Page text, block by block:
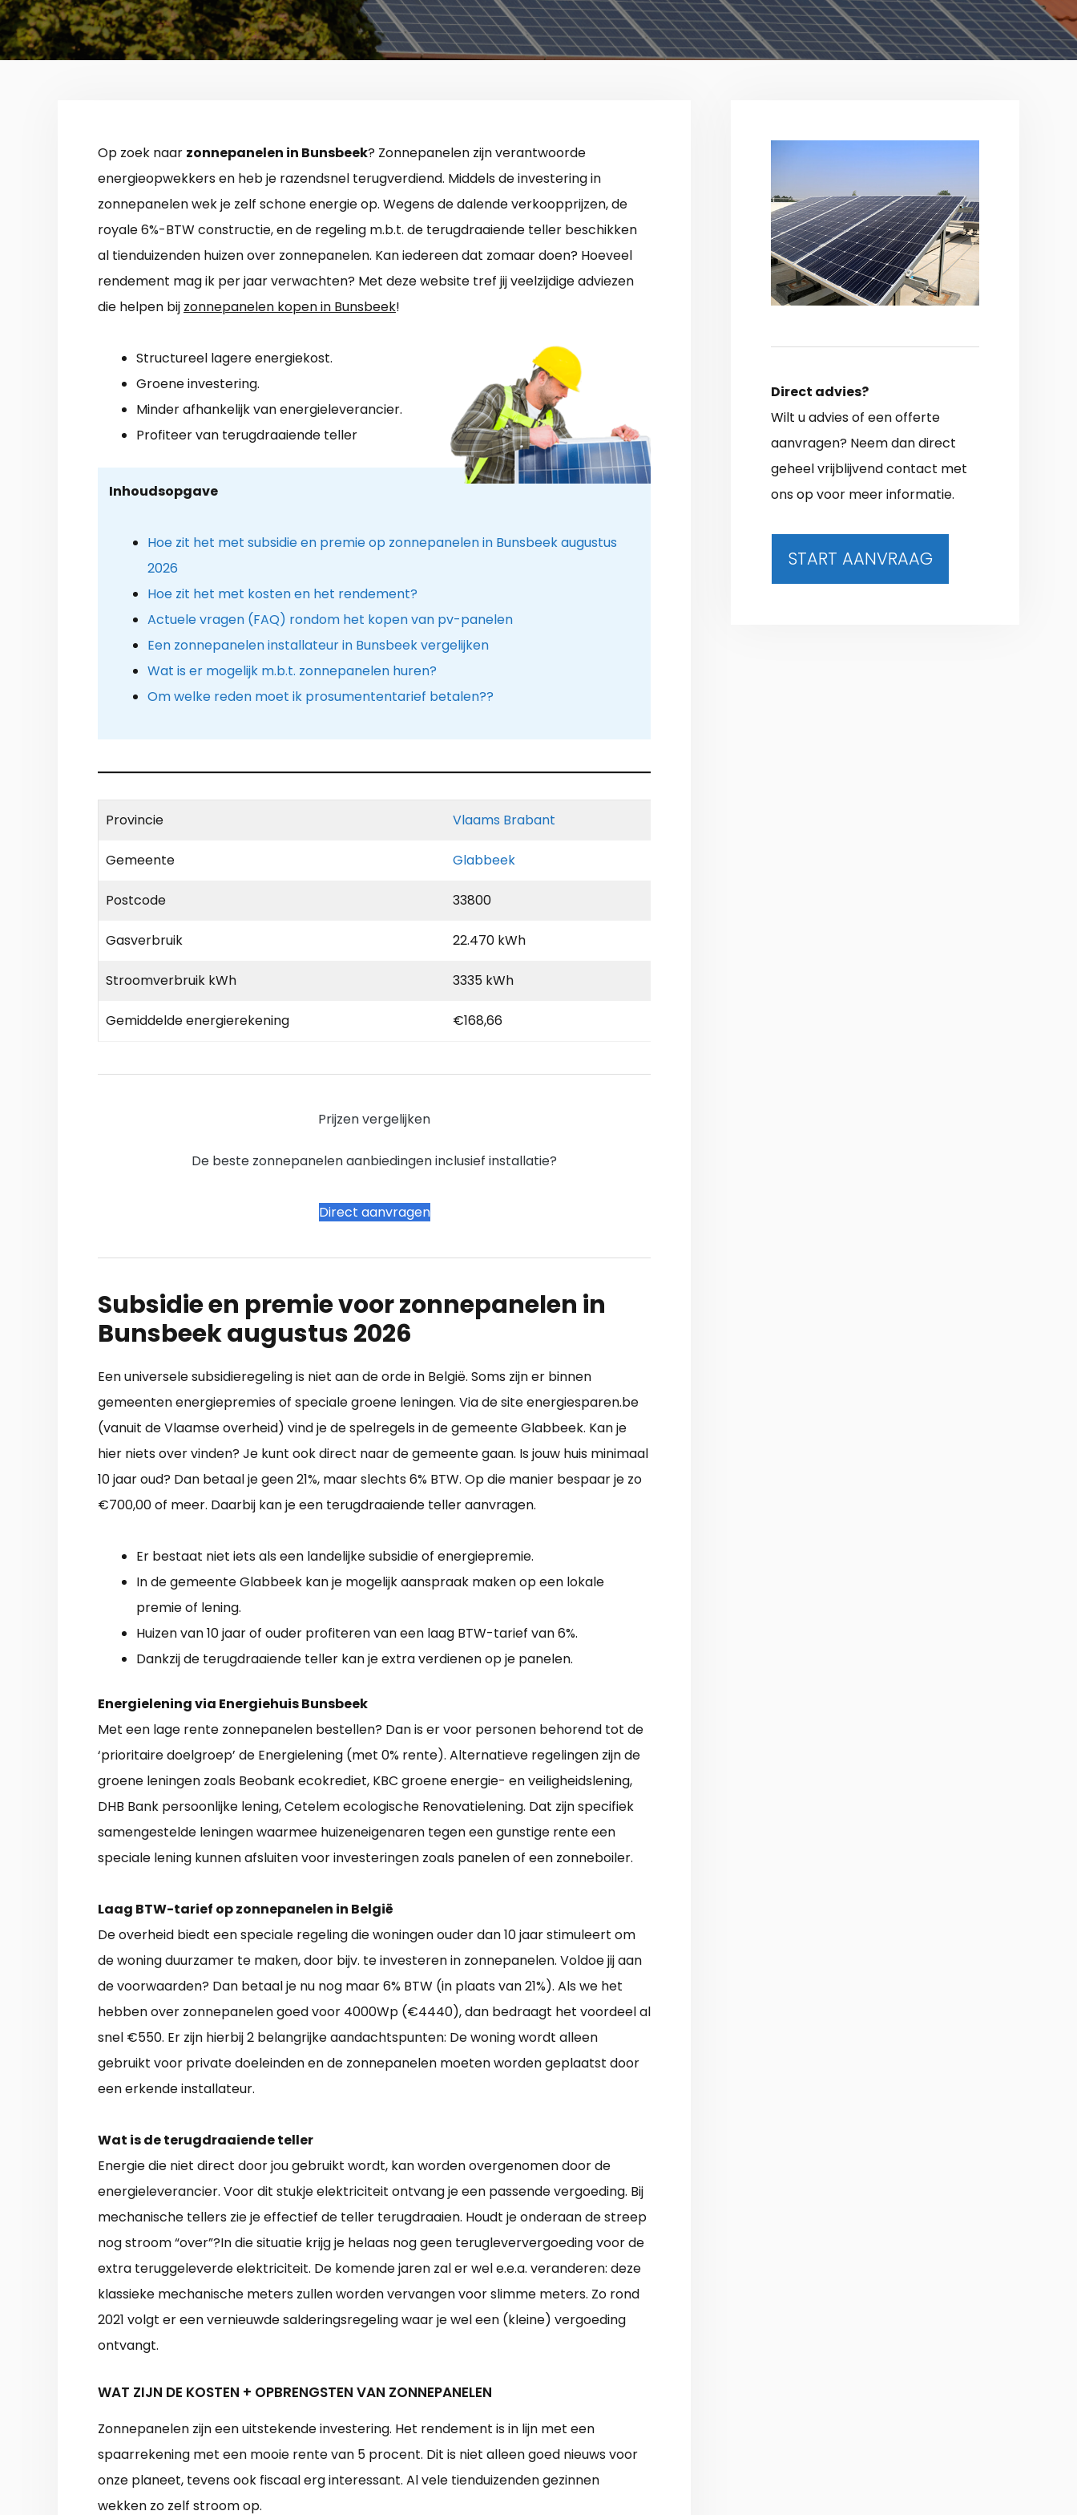
Op zoek naar zonnepanelen in Bunsbeek? Zonnepanelen zijn verantwoorde
energieopwekkers en heb je razendsnel terugverdiend. Middels de investering in
zonnepanelen wek je zelf schone energie op. Wegens de dalende verkoopprijzen, de
royale 6%-BTW constructie, en de regeling m.b.t. de terugdraaiende teller beschikken
al tienduizenden huizen over zonnepanelen. Kan iedereen dat zomaar doen? Hoeveel
rendement mag ik per jaar verwachten? Met deze website tref jij veelzijdige adviezen
die helpen bij zonnepanelen kopen in Bunsbeek!
Structureel lagere energiekost.
Groene investering.
Minder afhankelijk van energieleverancier.
Profiteer van terugdraaiende teller
Inhoudsopgave
Hoe zit het met subsidie en premie op zonnepanelen in Bunsbeek augustus
2026
Hoe zit het met kosten en het rendement?
Actuele vragen (FAQ) rondom het kopen van pv-panelen
Een zonnepanelen installateur in Bunsbeek vergelijken
Wat is er mogelijk m.b.t. zonnepanelen huren?
Om welke reden moet ik prosumententarief betalen??
Provincie Vlaams Brabant
Gemeente Glabbeek
Postcode 33800
Gasverbruik 22.470 kWh
Stroomverbruik kWh 3335 kWh
Gemiddelde energierekening €168,66
Prijzen vergelijken
De beste zonnepanelen aanbiedingen inclusief installatie?
Direct aanvragen
Subsidie en premie voor zonnepanelen in
Bunsbeek augustus 2026
Een universele subsidieregeling is niet aan de orde in België. Soms zijn er binnen
gemeenten energiepremies of speciale groene leningen. Via de site energiesparen.be
(vanuit de Vlaamse overheid) vind je de spelregels in de gemeente Glabbeek. Kan je
hier niets over vinden? Je kunt ook direct naar de gemeente gaan. Is jouw huis minimaal
10 jaar oud? Dan betaal je geen 21%, maar slechts 6% BTW. Op die manier bespaar je zo
€700,00 of meer. Daarbij kan je een terugdraaiende teller aanvragen.
Er bestaat niet iets als een landelijke subsidie of energiepremie.
In de gemeente Glabbeek kan je mogelijk aanspraak maken op een lokale
premie of lening.
Huizen van 10 jaar of ouder profiteren van een laag BTW-tarief van 6%.
Dankzij de terugdraaiende teller kan je extra verdienen op je panelen.
Energielening via Energiehuis Bunsbeek
Met een lage rente zonnepanelen bestellen? Dan is er voor personen behorend tot de
‘prioritaire doelgroep’ de Energielening (met 0% rente). Alternatieve regelingen zijn de
groene leningen zoals Beobank ecokrediet, KBC groene energie- en veiligheidslening,
DHB Bank persoonlijke lening, Cetelem ecologische Renovatielening. Dat zijn specifiek
samengestelde leningen waarmee huizeneigenaren tegen een gunstige rente een
speciale lening kunnen afsluiten voor investeringen zoals panelen of een zonneboiler.
Laag BTW-tarief op zonnepanelen in België
De overheid biedt een speciale regeling die woningen ouder dan 10 jaar stimuleert om
de woning duurzamer te maken, door bijv. te investeren in zonnepanelen. Voldoe jij aan
de voorwaarden? Dan betaal je nu nog maar 6% BTW (in plaats van 21%). Als we het
hebben over zonnepanelen goed voor 4000Wp (€4440), dan bedraagt het voordeel al
snel €550. Er zijn hierbij 2 belangrijke aandachtspunten: De woning wordt alleen
gebruikt voor private doeleinden en de zonnepanelen moeten worden geplaatst door
een erkende installateur.
Wat is de terugdraaiende teller
Energie die niet direct door jou gebruikt wordt, kan worden overgenomen door de
energieleverancier. Voor dit stukje elektriciteit ontvang je een passende vergoeding. Bij
mechanische tellers zie je effectief de teller terugdraaien. Houdt je onderaan de streep
nog stroom “over”?In die situatie krijg je helaas nog geen terugleververgoeding voor de
extra teruggeleverde elektriciteit. De komende jaren zal er wel e.e.a. veranderen: deze
klassieke mechanische meters zullen worden vervangen voor slimme meters. Zo rond
2021 volgt er een vernieuwde salderingsregeling waar je wel een (kleine) vergoeding
ontvangt.
WAT ZIJN DE KOSTEN + OPBRENGSTEN VAN ZONNEPANELEN
Zonnepanelen zijn een uitstekende investering. Het rendement is in lijn met een
spaarrekening met een mooie rente van 5 procent. Dit is niet alleen goed nieuws voor
onze planeet, tevens ook fiscaal erg interessant. Al vele tienduizenden gezinnen
wekken zo zelf stroom op.
Direct advies?
Wilt u advies of een offerte
aanvragen? Neem dan direct
geheel vrijblijvend contact met
ons op voor meer informatie.
START AANVRAAG